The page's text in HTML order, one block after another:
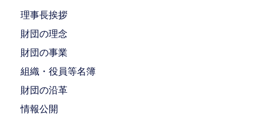
理事長挨拶
財団の理念
財団の事業
組織・役員等名簿
財団の沿革
情報公開